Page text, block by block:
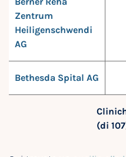
Zentrum
Heiligenschwendi
AG
Bethesda Spital AG
(di